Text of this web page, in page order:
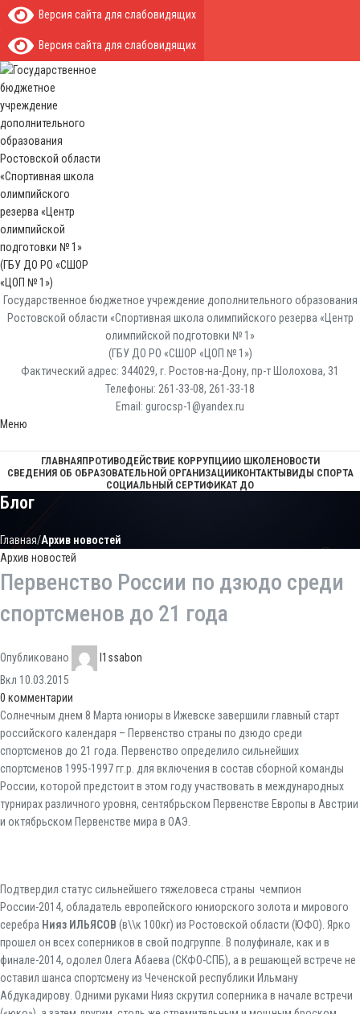
Версия сайта для слабовидящих
Версия сайта для слабовидящих
Государственное бюджетное учреждение дополнительного образования
Ростовской области «Спортивная школа олимпийского резерва «Центр
олимпийской подготовки № 1»
(ГБУ ДО РО «СШОР «ЦОП № 1»)
Фактический адрес: 344029, г. Ростов-на-Дону, пр-т Шолохова, 31
Телефоны: 261-33-08, 261-33-18
Email: gurocsp-1@yandex.ru
Меню
ГЛАВНАЯПРОТИВОДЕЙСТВИЕ КОРРУПЦИИО ШКОЛЕНОВОСТИ
СВЕДЕНИЯ ОБ ОБРАЗОВАТЕЛЬНОЙ ОРГАНИЗАЦИИКОНТАКТЫВИДЫ СПОРТА
СОЦИАЛЬНЫЙ СЕРТИФИКАТ ДО
Блог
Главная Архив новостей
Архив новостей
Первенство России по дзюдо среди
спортсменов до 21 года
Опубликовано
l1ssabon
Вкл 10.03.2015
0 комментарии
Солнечным днем 8 Марта юниоры в Ижевске завершили главный старт
российского календаря – Первенство страны по дзюдо среди
спортсменов до 21 года. Первенство определило сильнейших
спортсменов 1995-1997 гг.р. для включения в состав сборной команды
России, которой предстоит в этом году участвовать в международных
турнирах различного уровня, сентябрьском Первенстве Европы в Австрии
и октябрьском Первенстве мира в ОАЭ.
Подтвердил статус сильнейшего тяжеловеса страны чемпион
России-2014, обладатель европейского юниорского золота и мирового
серебра Нияз ИЛЬЯСОВ (в\\к 100кг) из Ростовской области (ЮФО). Ярко
прошел он всех соперников в свой подгруппе. В полуфинале, как и в
финале-2014, одолел Олега Абаева (СКФО-СПБ), а в решающей встрече не
оставил шанса спортсмену из Чеченской республики Ильману
Абдукадирову. Одними руками Нияз скрутил соперника в начале встречи